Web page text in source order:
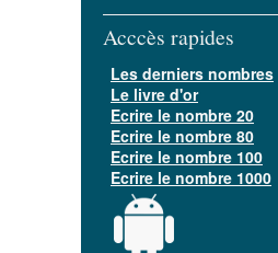
Acccès rapides
Les derniers nombres
Le livre d'or
Ecrire le nombre 20
Ecrire le nombre 80
Ecrire le nombre 100
Ecrire le nombre 1000